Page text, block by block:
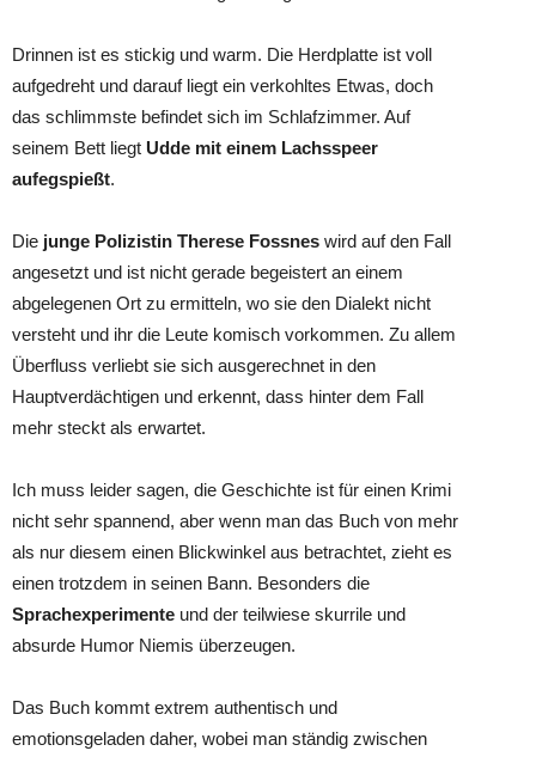
Drinnen ist es stickig und warm. Die Herdplatte ist voll
aufgedreht und darauf liegt ein verkohltes Etwas, doch
das schlimmste befindet sich im Schlafzimmer. Auf
seinem Bett liegt Udde mit einem Lachsspeer
aufegspießt.
Die junge Polizistin Therese Fossnes wird auf den Fall
angesetzt und ist nicht gerade begeistert an einem
abgelegenen Ort zu ermitteln, wo sie den Dialekt nicht
versteht und ihr die Leute komisch vorkommen. Zu allem
Überfluss verliebt sie sich ausgerechnet in den
Hauptverdächtigen und erkennt, dass hinter dem Fall
mehr steckt als erwartet.
Ich muss leider sagen, die Geschichte ist für einen Krimi
nicht sehr spannend, aber wenn man das Buch von mehr
als nur diesem einen Blickwinkel aus betrachtet, zieht es
einen trotzdem in seinen Bann. Besonders die
Sprachexperimente und der teilwiese skurrile und
absurde Humor Niemis überzeugen.
Das Buch kommt extrem authentisch und
emotionsgeladen daher, wobei man ständig zwischen